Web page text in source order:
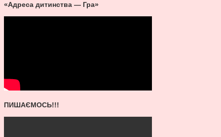
«Адреса дитинства — Гра»
ПИШАЄМОСЬ!!!